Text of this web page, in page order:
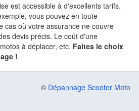
est accessible à d'excellents tarifs.
vous pouvez en toute
cas où votre assurance ne couvre
devis précis. Le coût d'une
à déplacer, etc. Faites le choix
!
© Dépannage Scooter Moto